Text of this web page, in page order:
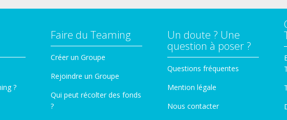
?
Faire du Teaming
Créer un Groupe
Rejoindre un Groupe
Qui peut récolter des fonds
?
Un doute ? Une
question à poser ?
Questions fréquentes
Mention légale
Nous contacter